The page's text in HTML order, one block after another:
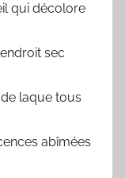
qui décolore
sec
laque tous
abîmées